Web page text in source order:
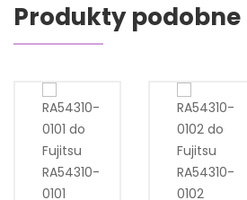
Produkty podobne